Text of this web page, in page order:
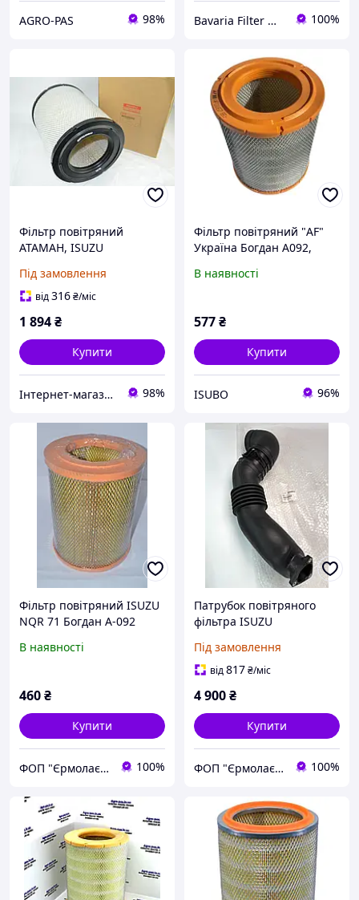
AGRO-PAS 98% Bavaria Filter Werke 100%
Фільтр повітряний
АТАМАН, ISUZU
, в-во Isuzu Motors
Під замовлення
від316₴/міс
1 894₴
Купити
Інтернет-магазин "Авто-ресора" 98%
Фільтр повітряний "AF"
Україна Богдан А092,
В наявності
577₴
Купити
ISUBO 96%
Фільтр повітряний ISUZU
NQR 71 Богдан А-092
8970622940/5876100200
В наявності
460₴
Купити
ФОП "Єрмолаєв Ю.П." 100%
Патрубок повітряного
фільтра ISUZU
АТАМАНgrecТАН Євро-4/
Євро-5 оригінал
Під замовлення
від817₴/міс
4 900₴
Купити
ФОП "Єрмолаєв Ю.П." 100%